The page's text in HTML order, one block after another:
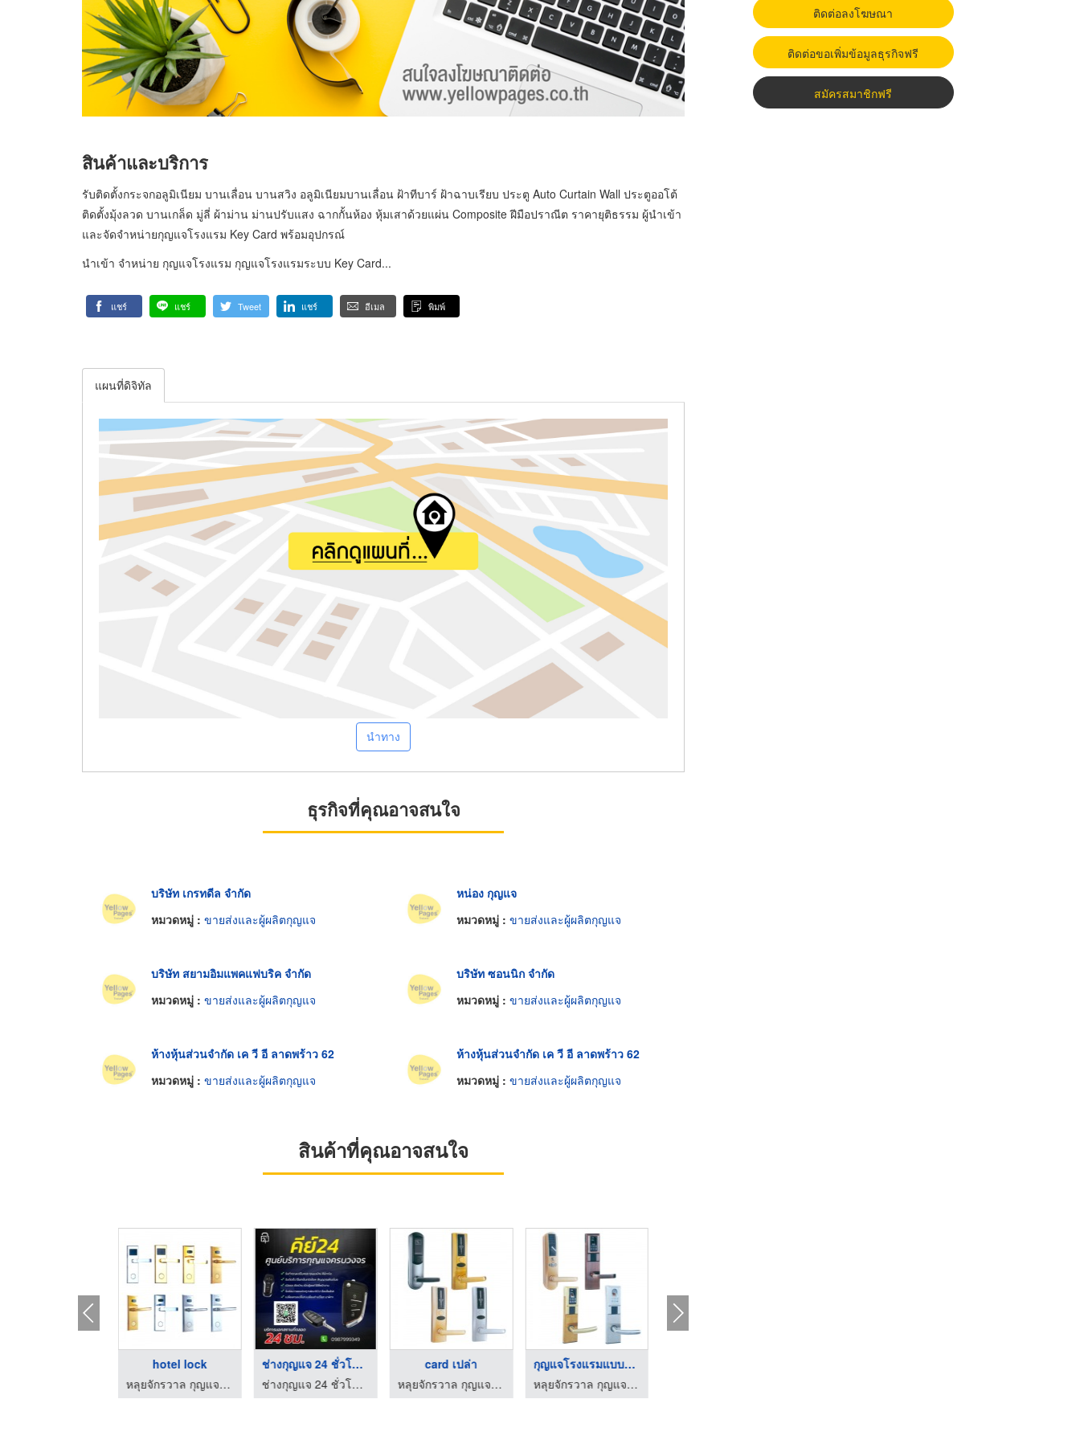
สินค้าและบริการ
รับติดตั้งกระจกอลูมิเนียม บานเลื่อน บานสวิง อลูมิเนียมบานเลื่อน ฝ้าทีบาร์ ฝ้าฉาบเรียบ ประตู Auto Curtain Wall ประตูออโต้
ติดตั้งมุ้งลวด บานเกล็ด มู่ลี่ ผ้าม่าน ม่านปรับแสง ฉากกั้นห้อง หุ้มเสาด้วยแผ่น Composite ฝีมือปราณีต ราคายุติธรรม ผู้นำเข้า
และจัดจำหน่ายกุญแจโรงแรม Key Card พร้อมอุปกรณ์
นำเข้า จำหน่าย กุญแจโรงแรม กุญแจโรงแรมระบบ Key Card...
แชร์ แชร์ Tweet แชร์ อีเมล พิมพ์
แผนที่ดิจิทัล
นำทาง
ธุรกิจที่คุณอาจสนใจ
บริษัท เกรทดีล จำกัด
หมวดหมู่ : ขายส่งและผู้ผลิตกุญแจ
หน่อง กุญแจ
หมวดหมู่ : ขายส่งและผู้ผลิตกุญแจ
บริษัท สยามอิมแพคแฟบริค จำกัด
หมวดหมู่ : ขายส่งและผู้ผลิตกุญแจ
บริษัท ซอนนิก จำกัด
หมวดหมู่ : ขายส่งและผู้ผลิตกุญแจ
ห้างหุ้นส่วนจำกัด เค วี อี ลาดพร้าว 62
หมวดหมู่ : ขายส่งและผู้ผลิตกุญแจ
ห้างหุ้นส่วนจำกัด เค วี อี ลาดพร้าว 62
หมวดหมู่ : ขายส่งและผู้ผลิตกุญแจ
สินค้าที่คุณอาจสนใจ
hotel lock
หลุยจักรวาล กุญแจโรงแรม
ช่างกุญแจ 24 ชั่วโมง ...
ช่างกุญแจ 24 ชั่วโมง ชลบุรี - คีย์ 24
card เปล่า
หลุยจักรวาล กุญแจโรงแรม
กุญแจโรงแรมแบบใส่รหั ...
หลุยจักรวาล กุญแจโรงแรม
ติดต่อลงโฆษณา
ติดต่อขอเพิ่มข้อมูลธุรกิจฟรี
สมัครสมาชิกฟรี